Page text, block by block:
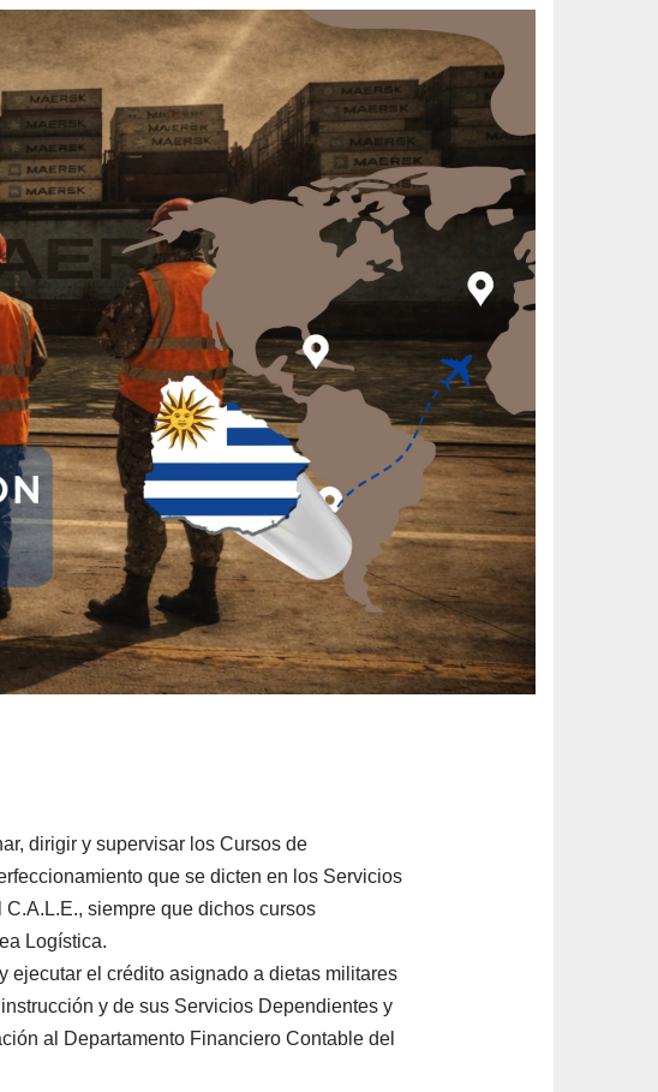
dirigir y supervisar los Cursos de
que se dicten en los Servicios
C.A.L.E., siempre que dichos cursos
Logística.
ejecutar el crédito asignado a dietas militares
y de sus Servicios Dependientes y
al Departamento Financiero Contable del